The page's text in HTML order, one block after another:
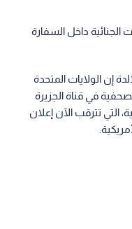
الجنائية داخل السفارة
إن الولايات المتحدة
في قناة الجزيرة
التي تترقب الآن إعلان